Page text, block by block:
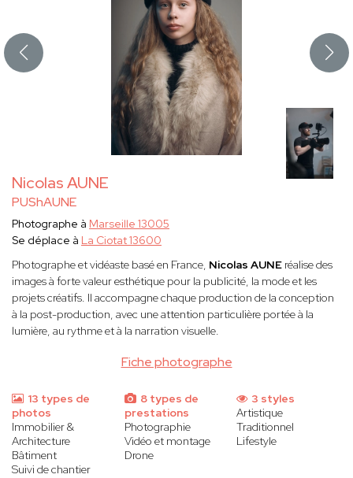
Nicolas AUNE
PUShAUNE
Fiche photographe
Photographe à Marseille 13005
Se déplace à La Ciotat 13600
Photographe et vidéaste basé en France, Nicolas AUNE réalise des
images à forte valeur esthétique pour la publicité, la mode et les
projets créatifs. Il accompagne chaque production de la conception
à la post-production, avec une attention particulière portée à la
lumière, au rythme et à la narration visuelle.
13 types de
photos
Immobilier &
Architecture
Bâtiment
Suivi de chantier
8 types de
prestations
Photographie
Vidéo et montage
Drone
3 styles
Artistique
Traditionnel
Lifestyle